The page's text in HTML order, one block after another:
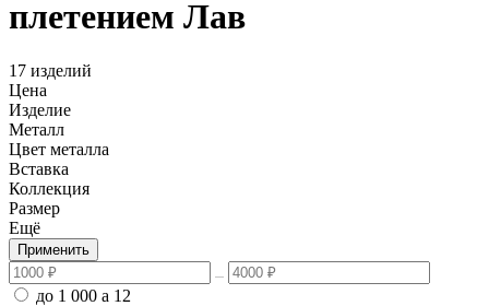
плетением Лав
17 изделий
Цена
Изделие
Металл
Цвет металла
Вставка
Коллекция
Размер
Ещё
Применить
до 1 000 a 12